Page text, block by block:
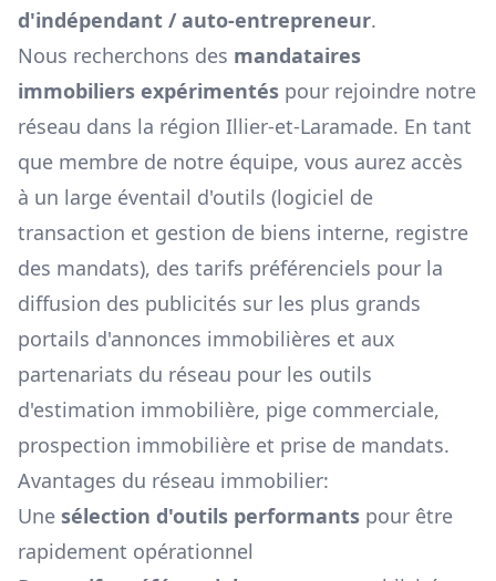
d'indépendant / auto-entrepreneur.
Nous recherchons des mandataires
immobiliers expérimentés pour rejoindre notre
réseau dans la région Illier-et-Laramade. En tant
que membre de notre équipe, vous aurez accès
à un large éventail d'outils (logiciel de
transaction et gestion de biens interne, registre
des mandats), des tarifs préférenciels pour la
diffusion des publicités sur les plus grands
portails d'annonces immobilières et aux
partenariats du réseau pour les outils
d'estimation immobilière, pige commerciale,
prospection immobilière et prise de mandats.
Avantages du réseau immobilier:
Une sélection d'outils performants pour être
rapidement opérationnel